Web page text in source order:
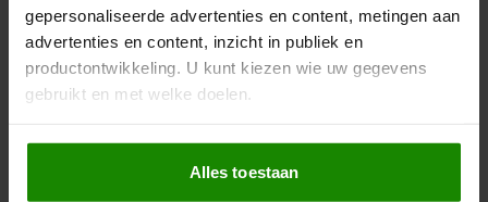
gepersonaliseerde advertenties en content, metingen aan
advertenties en content, inzicht in publiek en
productontwikkeling. U kunt kiezen wie uw gegevens
gebruikt en met welke doelen.
Als u het toestaat, willen we ook graag:
Informatie verzamelen over uw geografische
Alles toestaan